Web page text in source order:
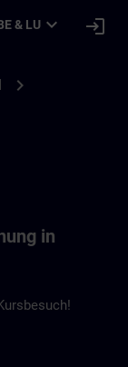
& LU expand_more login
chevron_right
in